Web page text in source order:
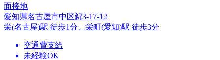
面接地
愛知県名古屋市中区錦3-17-12
栄(名古屋)駅 徒歩1分、栄町(愛知)駅 徒歩3分
交通費支給
未経験OK